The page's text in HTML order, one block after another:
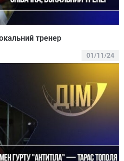
тренер
01/11/24